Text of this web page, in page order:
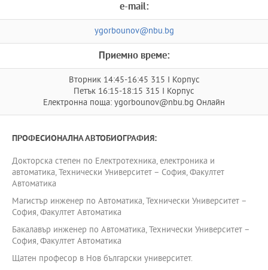
e-mail:
ygorbounov@nbu.bg
Приемно време:
Вторник 14:45-16:45 315 I Корпус
Петък 16:15-18:15 315 I Корпус
Електронна поща: ygorbounov@nbu.bg Онлайн
ПРОФЕСИОНАЛНА АВТОБИОГРАФИЯ:
Докторска степен по Електротехника, електроника и
автоматика, Технически Университет – София, Факултет
Автоматика
Магистър инженер по Автоматика, Технически Университет –
София, Факултет Автоматика
Бакалавър инженер по Автоматика, Технически Университет –
София, Факултет Автоматика
Щатен професор в Нов български университет.